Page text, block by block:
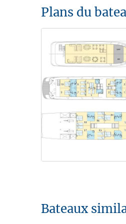
Plans du
Bateaux